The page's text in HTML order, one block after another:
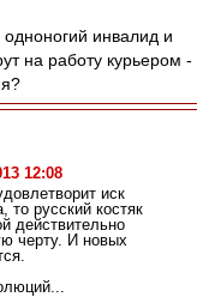
инвалид и
на работу курьером -
12:08
иск
то русский костяк
действительно
черту. И новых